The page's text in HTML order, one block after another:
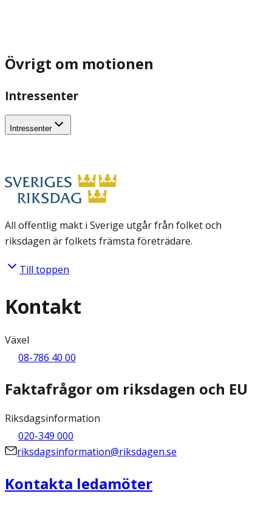
Övrigt om motionen
Intressenter
Intressenter
All offentlig makt i Sverige utgår från folket och
riksdagen är folkets främsta företrädare.
Till toppen
Kontakt
Växel
08-786 40 00
Faktafrågor om riksdagen och EU
Riksdagsinformation
020-349 000
riksdagsinformation@riksdagen.se
Kontakta ledamöter